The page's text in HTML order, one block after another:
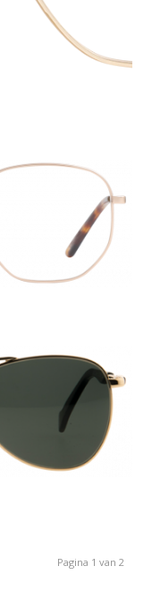
Pagina 1 van 2